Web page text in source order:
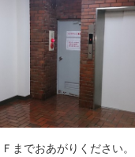
までおあがりください。